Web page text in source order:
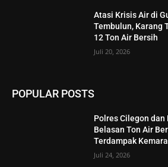
Atasi Krisis Air di
Tembulun, Karang
12 Ton Air Bersih
Juli 20, 2026
POPULAR POSTS
Polres Cilegon dan
Belasan Ton Air
Terdampak
Juli 24, 2026